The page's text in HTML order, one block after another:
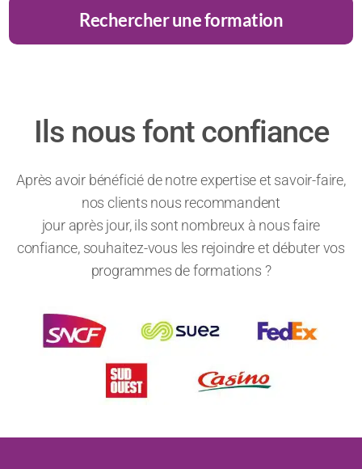
Rechercher une formation
Ils nous font confiance
Après avoir bénéficié de notre expertise et savoir-faire,
nos clients nous recommandent
jour après jour, ils sont nombreux à nous faire
confiance, souhaitez-vous les rejoindre et débuter vos
programmes de formations ?